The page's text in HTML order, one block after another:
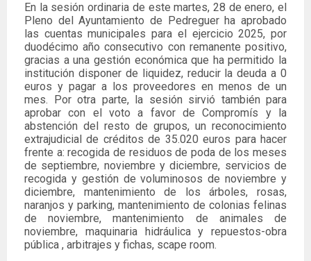
En la sesión ordinaria de este martes, 28 de enero, el
Pleno del Ayuntamiento de Pedreguer ha aprobado
las cuentas municipales para el ejercicio 2025, por
duodécimo año consecutivo con remanente positivo,
gracias a una gestión económica que ha permitido la
institución disponer de liquidez, reducir la deuda a 0
euros y pagar a los proveedores en menos de un
mes. Por otra parte, la sesión sirvió también para
aprobar con el voto a favor de Compromís y la
abstención del resto de grupos, un reconocimiento
extrajudicial de créditos de 35.020 euros para hacer
frente a: recogida de residuos de poda de los meses
de septiembre, noviembre y diciembre, servicios de
recogida y gestión de voluminosos de noviembre y
diciembre, mantenimiento de los árboles, rosas,
naranjos y parking, mantenimiento de colonias felinas
de noviembre, mantenimiento de animales de
noviembre, maquinaria hidráulica y repuestos-obra
pública , arbitrajes y fichas, scape room.